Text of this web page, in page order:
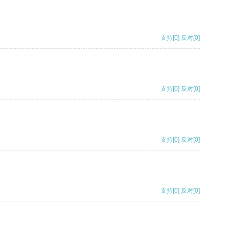
支持[0] 反对[0]
支持[0] 反对[0]
支持[0] 反对[0]
支持[0] 反对[0]